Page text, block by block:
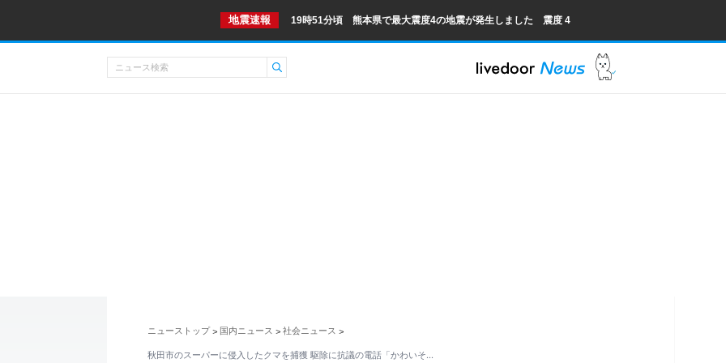
地震速報 19時51分頃 熊本県で最大震度4の地震が発生しました 震度 4
ニューストップ > 国内ニュース > 社会ニュース >
秋田市のスーパーに侵入したクマを捕獲 駆除に抗議の電話「かわいそ…